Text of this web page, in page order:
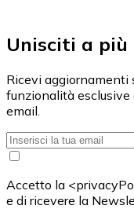
Unisciti a più
Ricevi aggiornamenti
funzionalità
email.
Accetto la
e di ricevere la